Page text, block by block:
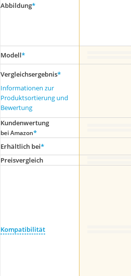
Abbildung*
Modell*
Vergleichsergebnis*
Informationen zur
Produktsortierung und
Bewertung
Kundenwertung
bei Amazon*
Erhältlich bei*
Preis­vergleich
Kompatibilität